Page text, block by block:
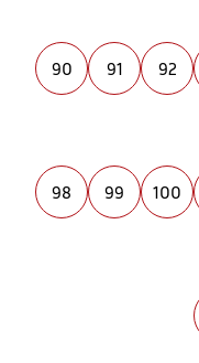
90 91 92
98 99 100